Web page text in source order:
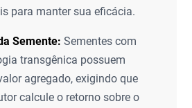
para manter sua eficácia.
Semente: Sementes com
transgênica possuem
agregado, exigindo que
calcule o retorno sobre o